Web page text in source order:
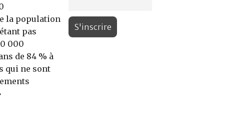
la population
pas
000
de 84 % à
qui ne sont